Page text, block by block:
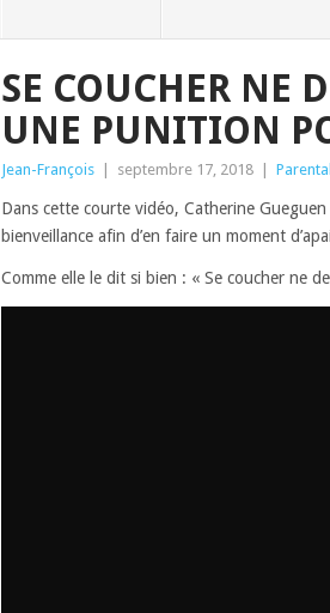
SE COUCHER NE
UNE PUNITION
Jean-François septembre 17, 2018
Dans cette courte vidéo, Catherine
bienveillance afin d’en faire un moment
Comme elle le dit si bien : « Se coucher ne